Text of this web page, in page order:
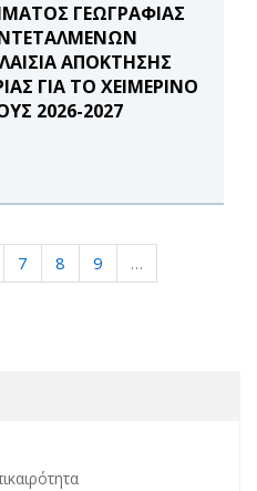
ΓΕΩΓΡΑΦΙΑΣ
ΑΠΟΚΤΗΣΗΣ
ΓΙΑ ΤΟ ΧΕΙΜΕΡΙΝΟ
2026-2027
7 8 9
…
filter
στην επικαιρότητα filter